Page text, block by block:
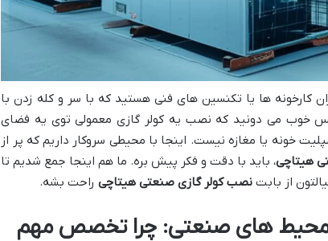
کارخونه ها یا تکنسین های فنی هستید که با سر و کله زدن با
خوب می دونید که نصب یه کولر گازی معمولی توی یه فضای
خونه یا مغازه نیست. اینجا با محیطی سروکار داریم که پر از
هیتاچی، باید با دقت و فکر پیش بره. ما هم اینجا جمع شدیم تا
از بابتنصب کولر گازی صنعتی هیتاچی راحت بشه.
محیط های صنعتی: چرا تخصص مهم